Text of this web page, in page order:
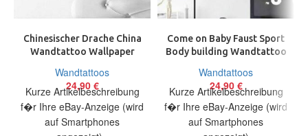
Chinesischer Drache China
Wandtattoo Wallpaper
Dragon Chinese
Wandtattoos
24,90 €
Kurze Artikelbeschreibung
f�r Ihre eBay-Anzeige (wird
auf Smartphones
Come on Baby Faust Sport
Body building Wandtattoo
70 cm
Wandtattoos
24,90 €
Kurze Artikelbeschreibung
f�r Ihre eBay-Anzeige (wird
auf Smartphones